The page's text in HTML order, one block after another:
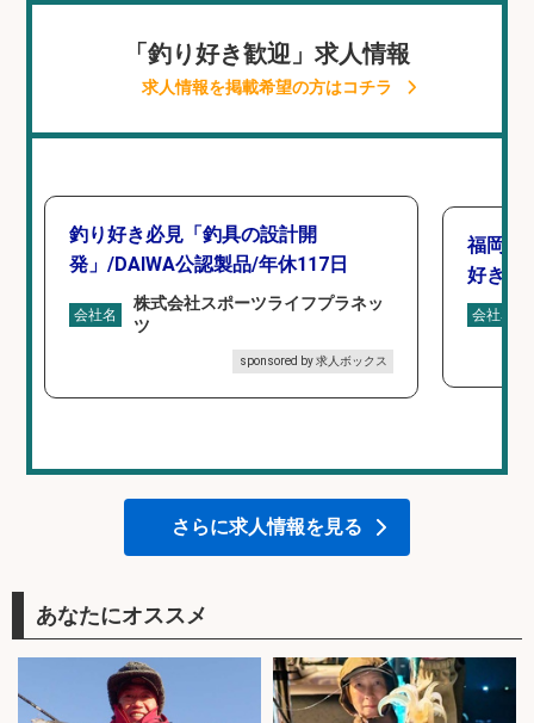
「釣り好き歓迎」求人情報
求人情報を掲載希望の方はコチラ
釣り好き必見「釣具の設計開
発」/DAIWA公認製品/年休117日
会社名
株式会社スポーツライフプラネッ
ツ
sponsored by 求人ボックス
福岡/
好き歓
会社名
さらに求人情報を見る
あなたにオススメ